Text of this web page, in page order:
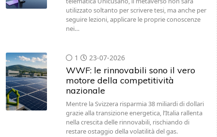
utilizzato soltanto per scrivere tesi, ma anche per
seguire lezioni, applicare le proprie conoscenze
nei…
1 23-07-2026
WWF: le rinnovabili sono il vero
motore della competitività
nazionale
Mentre la Svizzera risparmia 38 miliardi di dollari
grazie alla transizione energetica, l’Italia rallenta
nella crescita delle rinnovabili, rischiando di
restare ostaggio della volatilità del gas.